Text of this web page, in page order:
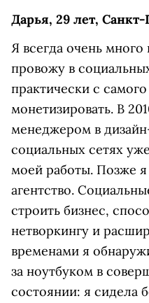
Дарья, 29 лет, Санкт-
Я всегда очень
провожу в
практически с
монетизировать. В
менеджером в
социальных сетях
моей работы. Позже я
агентство.
строить бизнес,
нетворкингу и
временами я
за ноутбуком в
состоянии: я сидела